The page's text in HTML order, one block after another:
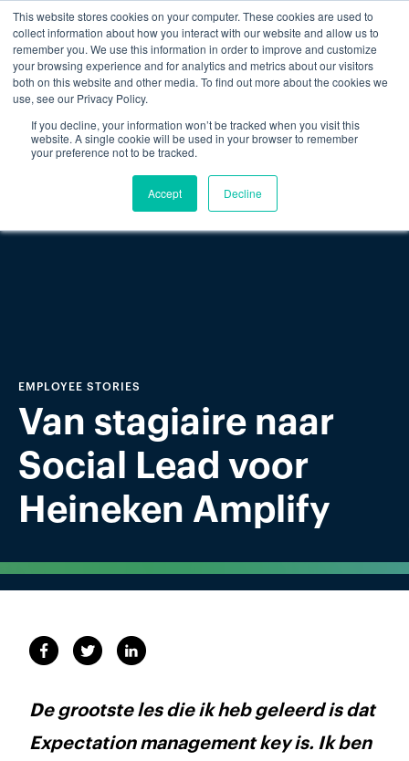
This website stores cookies on your computer. These cookies are used to
collect information about how you interact with our website and allow us to
remember you. We use this information in order to improve and customize
your browsing experience and for analytics and metrics about our visitors
both on this website and other media. To find out more about the cookies we
use, see our Privacy Policy.
If you decline, your information won’t be tracked when you visit this
website. A single cookie will be used in your browser to remember
your preference not to be tracked.
Accept Decline
EMPLOYEE STORIES
Van stagiaire naar
Social Lead voor
Heineken Amplify
De grootste les die ik heb geleerd is dat
Expectation management key is. Ik ben